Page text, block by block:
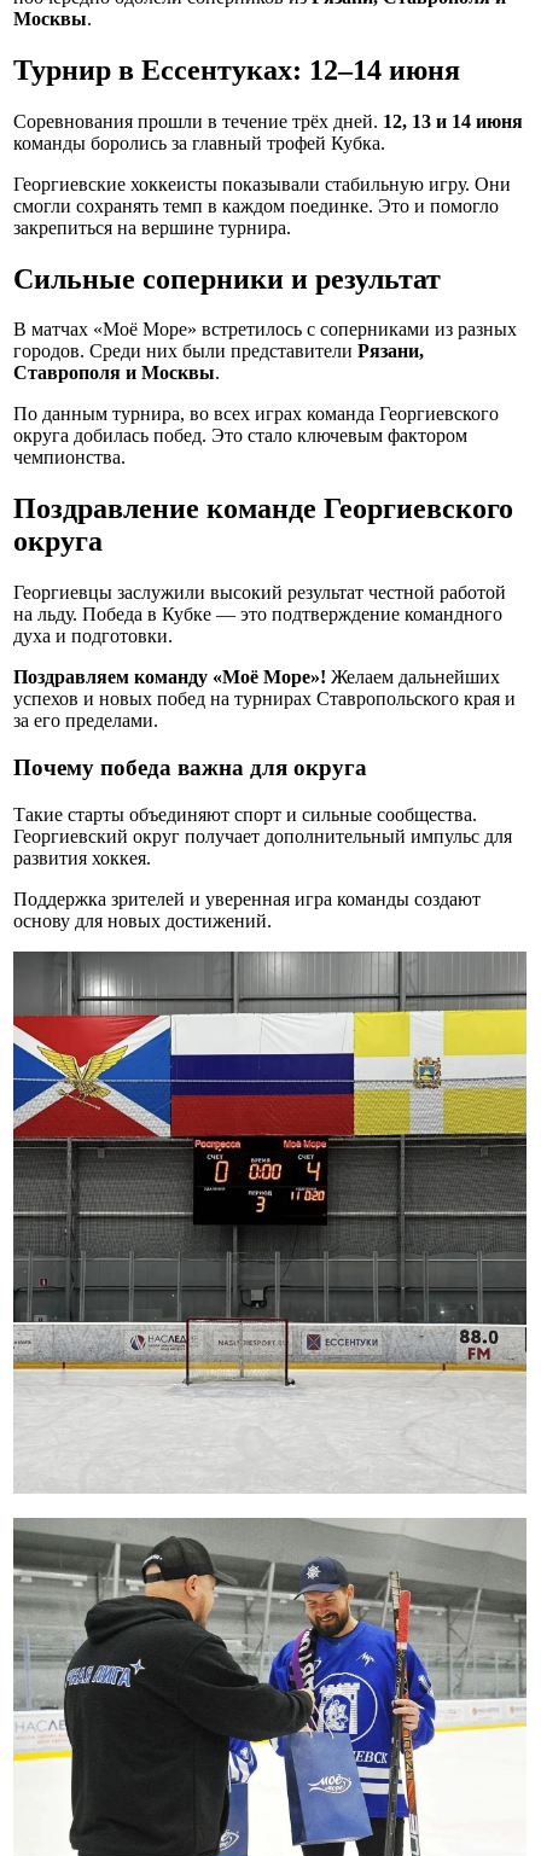
Москвы.
Турнир в Ессентуках: 12–14 июня
Соревнования прошли в течение трёх дней. 12, 13 и 14 июня
команды боролись за главный трофей Кубка.
Георгиевские хоккеисты показывали стабильную игру. Они
смогли сохранять темп в каждом поединке. Это и помогло
закрепиться на вершине турнира.
Сильные соперники и результат
В матчах «Моё Море» встретилось с соперниками из разных
городов. Среди них были представители Рязани,
Ставрополя и Москвы.
По данным турнира, во всех играх команда Георгиевского
округа добилась побед. Это стало ключевым фактором
чемпионства.
Поздравление команде Георгиевского
округа
Георгиевцы заслужили высокий результат честной работой
на льду. Победа в Кубке — это подтверждение командного
духа и подготовки.
Поздравляем команду «Моё Море»! Желаем дальнейших
успехов и новых побед на турнирах Ставропольского края и
за его пределами.
Почему победа важна для округа
Такие старты объединяют спорт и сильные сообщества.
Георгиевский округ получает дополнительный импульс для
развития хоккея.
Поддержка зрителей и уверенная игра команды создают
основу для новых достижений.